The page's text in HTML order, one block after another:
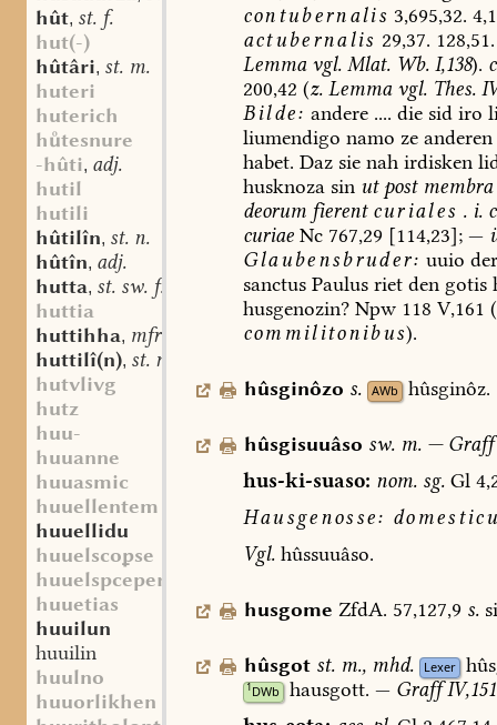
hût, st. f.
hut(-)
hûtâri, st. m.
huteri
huterich
htesnure
-hûti, adj.
hutil
hutili
hûtilîn, st. n.
hûtîn, adj.
hutta, st. sw. f.
huttia
huttihha, mfrk. (sw.?) f.
huttilî(n), st. n.
hutvlivg
hutz
huu-
huuanne
huuasmic
huuellentem
huuellidu
huuelscose
huuelspcepersa
huuetias
huuilun
huuilin
huulno
huuorlikhen
contubernalis 3,695,32.
actubernalis 29,37. 128,51.
Lemmavgl.Mlat.Wb.I,138).
200,42 (z.Lemmavgl.Thes.
Bilde: andere.... diesidiro
liumendigo namo zeanderen
habet. Dazsienah irdisken
husknozasin utpostmembra
deorumfierent curiales . i.
curiaeNc767,29 [114,23];—
Glaubensbruder: uuio der
sanctusPaulusrietdengotis
husgenozin?Npw118 V,161
commilitonibus).
hûsginôzo s. AWb hûsginôz.
hûsgisuuâso sw. m. —Graff
hus-ki-suaso: nom.sg.Gl
Hausgenosse:
Vgl.hûssuuâso.
husgome ZfdA. 57,127,9 s.
hûsgot st. m., mhd. Lexer
1DWb hausgott. — Graff